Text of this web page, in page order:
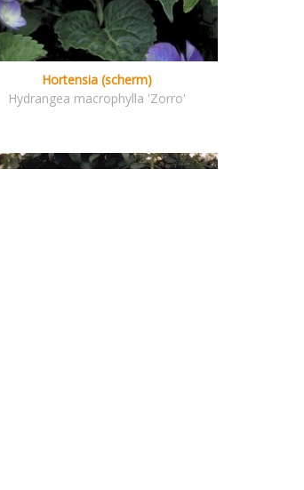
Hortensia (scherm)
Hydrangea macrophylla 'Zorro'